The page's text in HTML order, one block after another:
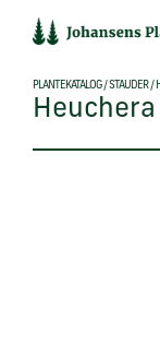
indholdet
PLANTEKATALOG/STAUDER/